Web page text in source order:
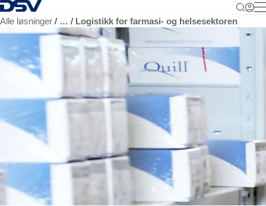
Tilbake til hjemmesiden
Alle løsninger … Logistikk for farmasi- og helsesektoren